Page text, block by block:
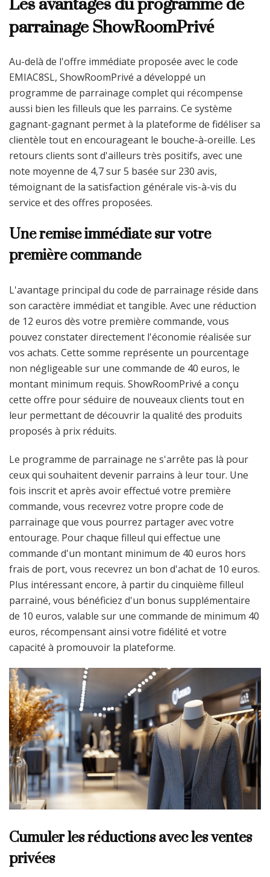
parrainage ShowRoomPrivé
Au-delà de l'offre immédiate proposée avec le code
EMIAC8SL, ShowRoomPrivé a développé un
programme de parrainage complet qui récompense
aussi bien les filleuls que les parrains. Ce système
gagnant-gagnant permet à la plateforme de fidéliser sa
clientèle tout en encourageant le bouche-à-oreille. Les
retours clients sont d'ailleurs très positifs, avec une
note moyenne de 4,7 sur 5 basée sur 230 avis,
témoignant de la satisfaction générale vis-à-vis du
service et des offres proposées.
Une remise immédiate sur votre
première commande
L'avantage principal du code de parrainage réside dans
son caractère immédiat et tangible. Avec une réduction
de 12 euros dès votre première commande, vous
pouvez constater directement l'économie réalisée sur
vos achats. Cette somme représente un pourcentage
non négligeable sur une commande de 40 euros, le
montant minimum requis. ShowRoomPrivé a conçu
cette offre pour séduire de nouveaux clients tout en
leur permettant de découvrir la qualité des produits
proposés à prix réduits.
Le programme de parrainage ne s'arrête pas là pour
ceux qui souhaitent devenir parrains à leur tour. Une
fois inscrit et après avoir effectué votre première
commande, vous recevrez votre propre code de
parrainage que vous pourrez partager avec votre
entourage. Pour chaque filleul qui effectue une
commande d'un montant minimum de 40 euros hors
frais de port, vous recevrez un bon d'achat de 10 euros.
Plus intéressant encore, à partir du cinquième filleul
parrainé, vous bénéficiez d'un bonus supplémentaire
de 10 euros, valable sur une commande de minimum 40
euros, récompensant ainsi votre fidélité et votre
capacité à promouvoir la plateforme.
Cumuler les réductions avec les ventes
privées